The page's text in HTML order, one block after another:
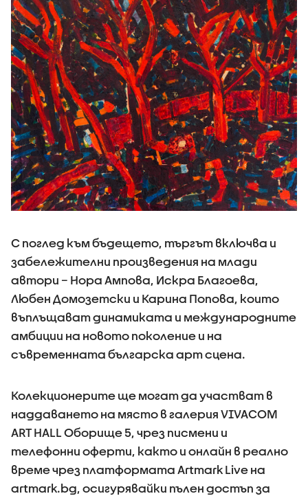
С поглед към бъдещето, търгът включва и
забележителни произведения на млади
автори – Нора Ампова, Искра Благоева,
Любен Домозетски и Карина Попова, които
въплъщават динамиката и международните
амбиции на новото поколение и на
съвременната българска арт сцена.
Колекционерите ще могат да участват в
наддаването на място в галерия VIVACOM
ART HALL Оборище 5, чрез писмени и
телефонни оферти, както и онлайн в реално
време чрез платформата Artmark Live на
artmark.bg, осигурявайки пълен достъп за